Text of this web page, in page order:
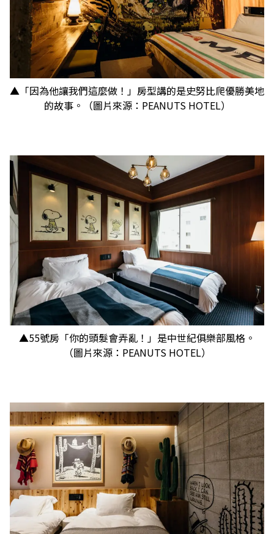
▲「因為他讓我們這麼做！」房型講的是史努比爬優勝美地
的故事。（圖片來源：PEANUTS HOTEL）
▲55號房「你的頭髮會弄亂！」是中世紀俱樂部風格。
（圖片來源：PEANUTS HOTEL）